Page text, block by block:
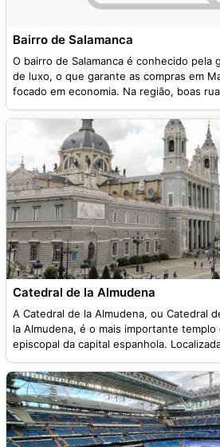
Bairro de Salamanca
O bairro de Salamanca é conhecido pela
de luxo, o que garante as compras em
focado em economia. Na região, boas
Catedral de la Almudena
A Catedral de la Almudena, ou Catedral
la Almudena, é o mais importante
episcopal da capital espanhola.